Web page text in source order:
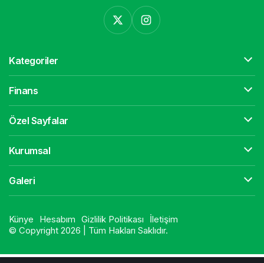
Kategoriler
Finans
Özel Sayfalar
Kurumsal
Galeri
Künye Hesabım Gizlilik Politikası
İletişim
© Copyright 2026 | Tüm Hakları Saklıdır.